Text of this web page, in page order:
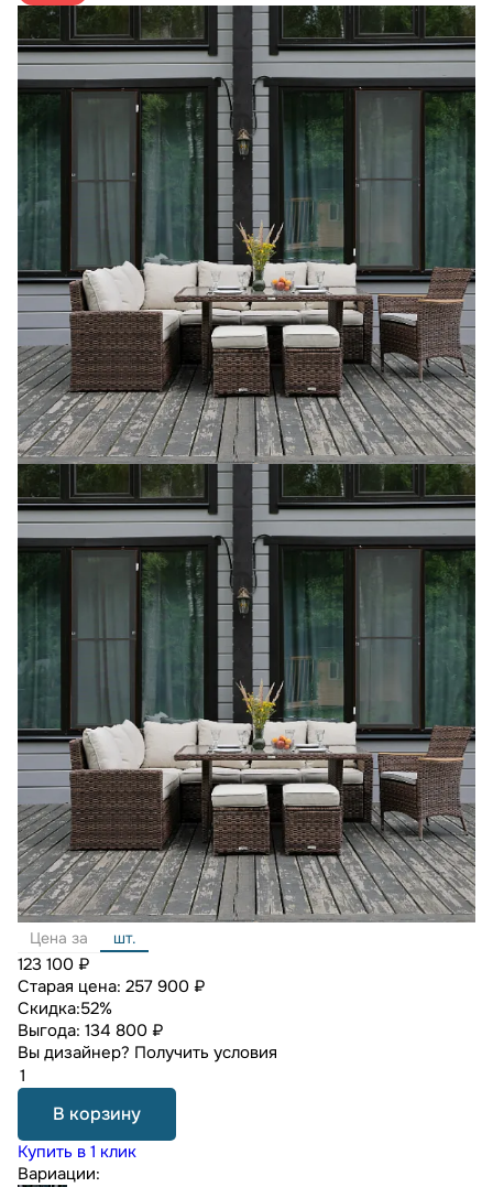
Цена за шт.
123 100 ₽
Старая цена: 257 900 ₽
Скидка:52%
Выгода: 134 800 ₽
Вы дизайнер? Получить условия
В корзину
Купить в 1 клик
Вариации: